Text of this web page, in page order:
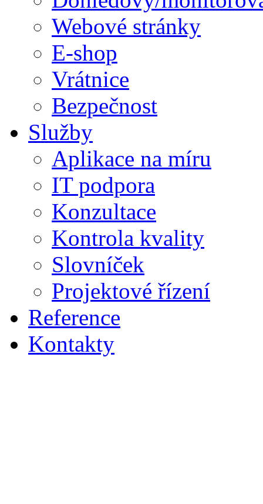
Webové stránky
E-shop
Vrátnice
Bezpečnost
Služby
Aplikace na míru
IT podpora
Konzultace
Kontrola kvality
Slovníček
Projektové řízení
Reference
Kontakty